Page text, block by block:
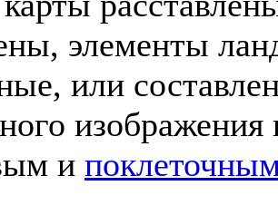
элементы
или
и